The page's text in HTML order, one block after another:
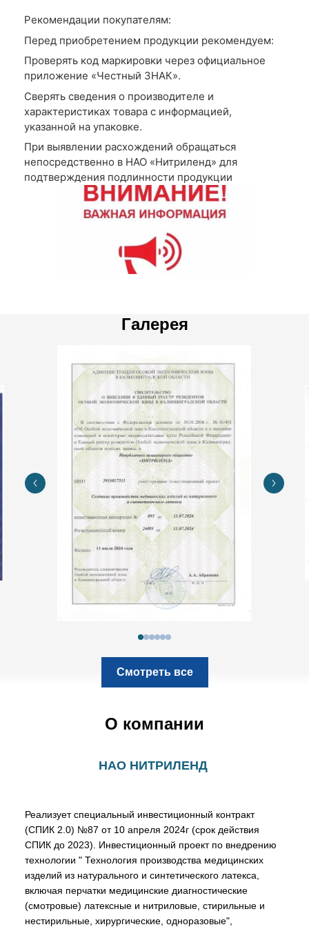
Рекомендации покупателям:
Перед приобретением продукции рекомендуем:
Проверять код маркировки через официальное
приложение «Честный ЗНАК».
Сверять сведения о производителе и
характеристиках товара с информацией,
указанной на упаковке.
При выявлении расхождений обращаться
непосредственно в НАО «Нитриленд» для
подтверждения подлинности продукции
Галерея
Смотреть все
О компании
НАО НИТРИЛЕНД
Реализует специальный инвестиционный контракт
(СПИК 2.0) №87 от 10 апреля 2024г (срок действия
СПИК до 2023). Инвестиционный проект по внедрению
технологии " Технология производства медицинских
изделий из натурального и синтетического латекса,
включая перчатки медицинские диагностические
(смотровые) латексные и нитриловые, стирильные и
нестирильные, хирургические, одноразовые",